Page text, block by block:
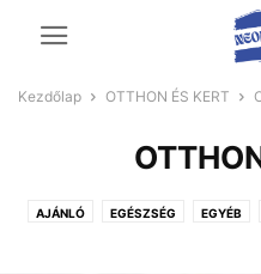
Kezdőlap OTTHON ÉS KERT
AJÁNLÓ EGÉSZSÉG EGYÉB